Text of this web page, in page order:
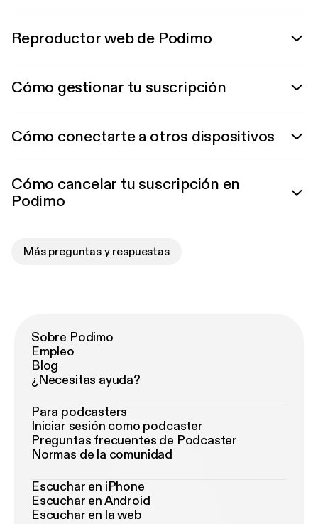
Reproductor web de Podimo
Cómo gestionar tu suscripción
Cómo conectarte a otros dispositivos
Cómo cancelar tu suscripción en
Podimo
Más preguntas y respuestas
Sobre Podimo
Empleo
Blog
¿Necesitas ayuda?
Para podcasters
Iniciar sesión como podcaster
Preguntas frecuentes de Podcaster
Normas de la comunidad
Escuchar en iPhone
Escuchar en Android
Escuchar en la web